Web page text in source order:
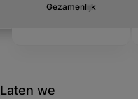
Gezamenlijk
we